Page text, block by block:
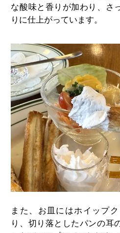
な酸味と香りが加わり、さ
りに仕上がっています。
また、お皿にはホイップ
り、切り落としたパンの耳